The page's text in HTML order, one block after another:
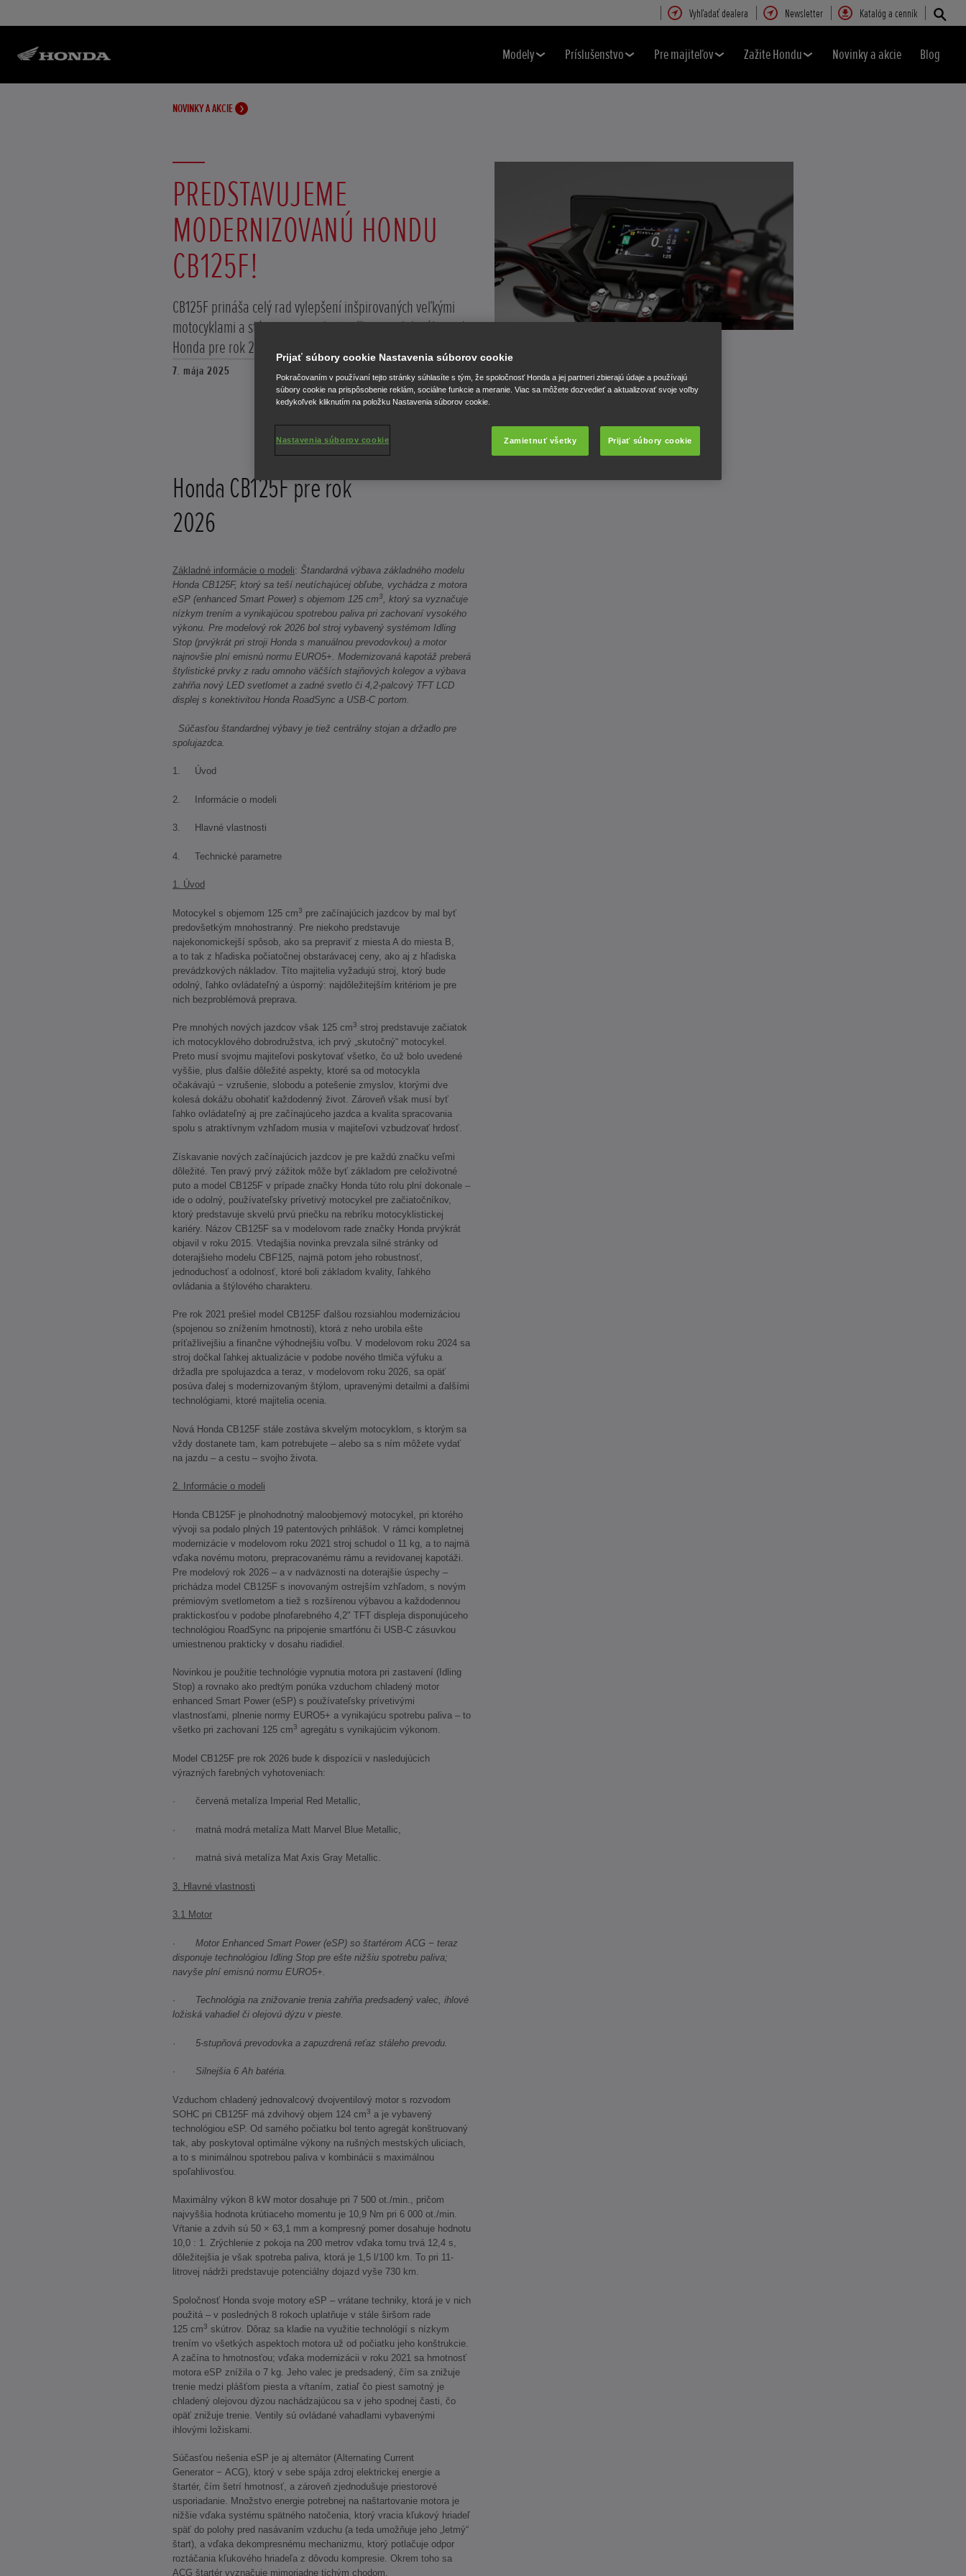
Vyhľadať dealera Newsletter Katalóg a cenník
Modely Príslušenstvo Pre majiteľov Zažite Hondu Novinky a akcie Blog
NOVINKY A AKCIE
PREDSTAVUJEME
MODERNIZOVANÚ HONDU
CB125F!
CB125F prináša celý rad vylepšení inšpirovaných veľkými
motocyklami a stáva sa prvou lastovičkou modelového radu
Honda pre rok 2026.
7. mája 2025
Honda CB125F pre rok
2026
Základné informácie o modeli: Štandardná výbava základného modelu
Honda CB125F, ktorý sa teší neutíchajúcej obľube, vychádza z motora
eSP (enhanced Smart Power) s objemom 125 cm3, ktorý sa vyznačuje
nízkym trením a vynikajúcou spotrebou paliva pri zachovaní vysokého
výkonu. Pre modelový rok 2026 bol stroj vybavený systémom Idling
Stop (prvýkrát pri stroji Honda s manuálnou prevodovkou) a motor
najnovšie plní emisnú normu EURO5+. Modernizovaná kapotáž preberá
štylistické prvky z radu omnoho väčších stajňových kolegov a výbava
zahŕňa nový LED svetlomet a zadné svetlo či 4,2-palcový TFT LCD
displej s konektivitou Honda RoadSync a USB-C portom.
Súčasťou štandardnej výbavy je tiež centrálny stojan a držadlo pre
spolujazdca.
1. Úvod
2. Informácie o modeli
3. Hlavné vlastnosti
4. Technické parametre
1. Úvod
Motocykel s objemom 125 cm3 pre začínajúcich jazdcov by mal byť
predovšetkým mnohostranný. Pre niekoho predstavuje
najekonomickejší spôsob, ako sa prepraviť z miesta A do miesta B,
a to tak z hľadiska počiatočnej obstarávacej ceny, ako aj z hľadiska
prevádzkových nákladov. Títo majitelia vyžadujú stroj, ktorý bude
odolný, ľahko ovládateľný a úsporný: najdôležitejším kritériom je pre
nich bezproblémová preprava.
Pre mnohých nových jazdcov však 125 cm3 stroj predstavuje začiatok
ich motocyklového dobrodružstva, ich prvý „skutočný“ motocykel.
Preto musí svojmu majiteľovi poskytovať všetko, čo už bolo uvedené
vyššie, plus ďalšie dôležité aspekty, ktoré sa od motocykla
očakávajú − vzrušenie, slobodu a potešenie zmyslov, ktorými dve
kolesá dokážu obohatiť každodenný život. Zároveň však musí byť
ľahko ovládateľný aj pre začínajúceho jazdca a kvalita spracovania
spolu s atraktívnym vzhľadom musia v majiteľovi vzbudzovať hrdosť.
Získavanie nových začínajúcich jazdcov je pre každú značku veľmi
dôležité. Ten pravý prvý zážitok môže byť základom pre celoživotné
puto a model CB125F v prípade značky Honda túto rolu plní dokonale –
ide o odolný, používateľsky prívetivý motocykel pre začiatočníkov,
ktorý predstavuje skvelú prvú priečku na rebríku motocyklistickej
kariéry. Názov CB125F sa v modelovom rade značky Honda prvýkrát
objavil v roku 2015. Vtedajšia novinka prevzala silné stránky od
doterajšieho modelu CBF125, najmä potom jeho robustnosť,
jednoduchosť a odolnosť, ktoré boli základom kvality, ľahkého
ovládania a štýlového charakteru.
Pre rok 2021 prešiel model CB125F ďalšou rozsiahlou modernizáciou
(spojenou so znížením hmotnosti), ktorá z neho urobila ešte
príťažlivejšiu a finančne výhodnejšiu voľbu. V modelovom roku 2024 sa
stroj dočkal ľahkej aktualizácie v podobe nového tlmiča výfuku a
držadla pre spolujazdca a teraz, v modelovom roku 2026, sa opäť
posúva ďalej s modernizovaným štýlom, upravenými detailmi a ďalšími
technológiami, ktoré majitelia ocenia.
Nová Honda CB125F stále zostáva skvelým motocyklom, s ktorým sa
vždy dostanete tam, kam potrebujete – alebo sa s ním môžete vydať
na jazdu – a cestu – svojho života.
2. Informácie o modeli
Honda CB125F je plnohodnotný maloobjemový motocykel, pri ktorého
vývoji sa podalo plných 19 patentových prihlášok. V rámci kompletnej
modernizácie v modelovom roku 2021 stroj schudol o 11 kg, a to najmä
vďaka novému motoru, prepracovanému rámu a revidovanej kapotáži.
Pre modelový rok 2026 – a v nadväznosti na doterajšie úspechy –
prichádza model CB125F s inovovaným ostrejším vzhľadom, s novým
prémiovým svetlometom a tiež s rozšírenou výbavou a každodennou
praktickosťou v podobe plnofarebného 4,2" TFT displeja disponujúceho
technológiou RoadSync na pripojenie smartfónu či USB-C zásuvkou
umiestnenou prakticky v dosahu riadidiel.
Novinkou je použitie technológie vypnutia motora pri zastavení (Idling
Stop) a rovnako ako predtým ponúka vzduchom chladený motor
enhanced Smart Power (eSP) s používateľsky prívetivými
vlastnosťami, plnenie normy EURO5+ a vynikajúcu spotrebu paliva – to
všetko pri zachovaní 125 cm3 agregátu s vynikajúcim výkonom.
Model CB125F pre rok 2026 bude k dispozícii v nasledujúcich
výrazných farebných vyhotoveniach:
· červená metalíza Imperial Red Metallic,
· matná modrá metalíza Matt Marvel Blue Metallic,
· matná sivá metalíza Mat Axis Gray Metallic.
3. Hlavné vlastnosti
3.1 Motor
· Motor Enhanced Smart Power (eSP) so štartérom ACG − teraz
disponuje technológiou Idling Stop pre ešte nižšiu spotrebu paliva;
navyše plní emisnú normu EURO5+.
· Technológia na znižovanie trenia zahŕňa predsadený valec, ihlové
ložiská vahadiel či olejovú dýzu v pieste.
· 5-stupňová prevodovka a zapuzdrená reťaz stáleho prevodu.
· Silnejšia 6 Ah batéria.
Vzduchom chladený jednovalcový dvojventilový motor s rozvodom
SOHC pri CB125F má zdvihový objem 124 cm3 a je vybavený
technológiou eSP. Od samého počiatku bol tento agregát konštruovaný
tak, aby poskytoval optimálne výkony na rušných mestských uliciach,
a to s minimálnou spotrebou paliva v kombinácii s maximálnou
spoľahlivosťou.
Maximálny výkon 8 kW motor dosahuje pri 7 500 ot./min., pričom
najvyššia hodnota krútiaceho momentu je 10,9 Nm pri 6 000 ot./min.
Vŕtanie a zdvih sú 50 × 63,1 mm a kompresný pomer dosahuje hodnotu
10,0 : 1. Zrýchlenie z pokoja na 200 metrov vďaka tomu trvá 12,4 s,
dôležitejšia je však spotreba paliva, ktorá je 1,5 l/100 km. To pri 11-
litrovej nádrži predstavuje potenciálny dojazd vyše 730 km.
Spoločnosť Honda svoje motory eSP – vrátane techniky, ktorá je v nich
použitá – v posledných 8 rokoch uplatňuje v stále širšom rade
125 cm3 skútrov. Dôraz sa kladie na využitie technológií s nízkym
trením vo všetkých aspektoch motora už od počiatku jeho konštrukcie.
A začína to hmotnosťou; vďaka modernizácii v roku 2021 sa hmotnosť
motora eSP znížila o 7 kg. Jeho valec je predsadený, čím sa znižuje
trenie medzi plášťom piesta a vŕtaním, zatiaľ čo piest samotný je
chladený olejovou dýzou nachádzajúcou sa v jeho spodnej časti, čo
opäť znižuje trenie. Ventily sú ovládané vahadlami vybavenými
ihlovými ložiskami.
Súčasťou riešenia eSP je aj alternátor (Alternating Current
Generator − ACG), ktorý v sebe spája zdroj elektrickej energie a
štartér, čím šetrí hmotnosť, a zároveň zjednodušuje priestorové
usporiadanie. Množstvo energie potrebnej na naštartovanie motora je
nižšie vďaka systému spätného natočenia, ktorý vracia kľukový hriadeľ
späť do polohy pred nasávaním vzduchu (a teda umožňuje jeho „letmý“
štart), a vďaka dekompresnému mechanizmu, ktorý potlačuje odpor
roztáčania kľukového hriadeľa z dôvodu kompresie. Okrem toho sa
ACG štartér vyznačuje mimoriadne tichým chodom.
Prijať súbory cookie Nastavenia súborov cookie
Pokračovaním v používaní tejto stránky súhlasíte s tým, že spoločnosť Honda a jej partneri zbierajú údaje a používajú
súbory cookie na prispôsobenie reklám, sociálne funkcie a meranie. Viac sa môžete dozvedieť a aktualizovať svoje voľby
kedykoľvek kliknutím na položku Nastavenia súborov cookie.
Zamietnuť všetky Prijať súbory cookie
Nastavenia súborov cookie